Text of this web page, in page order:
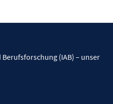
(IAB) – unser